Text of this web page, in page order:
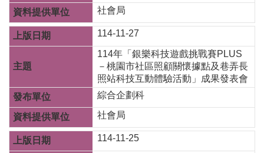
告
認
識
們
福
利
服
務
社會局
114-11-27
114年「銀樂科技遊戲挑戰賽PLUS
－桃園市社區照顧關懷據點及巷弄長
照站科技互動體驗活動」成果發表會
綜合企劃科
社會局
114-11-25